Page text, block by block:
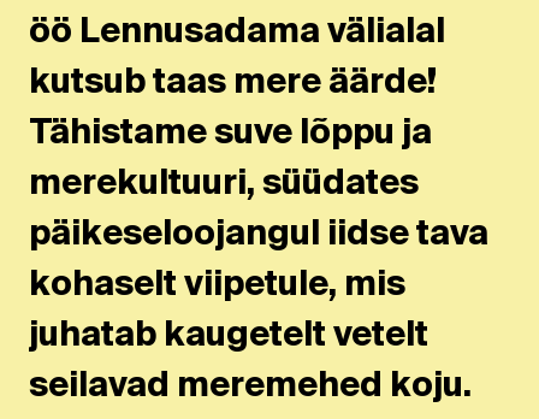
öö Lennusadama välialal
kutsub taas mere äärde!
Tähistame suve lõppu ja
merekultuuri, süüdates
päikeseloojangul iidse tava
kohaselt viipetule, mis
juhatab kaugetelt vetelt
seilavad meremehed koju.